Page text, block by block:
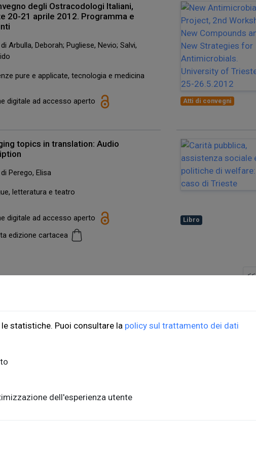
degli Ostracodologi Italiani,
20-21 aprile 2012. Programma e
Arbulla, Deborah; Pugliese, Nevio; Salvi,
pure e applicate, tecnologia e medicina
digitale ad accesso aperto Atti di convegni
topics in translation: Audio
Perego, Elisa
letteratura e teatro
digitale ad accesso aperto
edizione cartacea
Libro
<<
EUT Edizioni Università di Trieste ORDINI
statistiche. Puoi consultare la policy sul trattamento dei dati
dell'esperienza utente